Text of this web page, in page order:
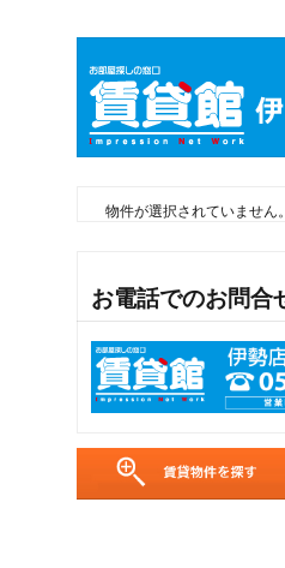
物件が選択されていません。
お電話でのお問合